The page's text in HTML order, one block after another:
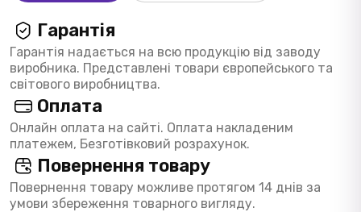
Гарантія
Гарантія надається на всю продукцію від заводу
виробника. Представлені товари європейського та
світового виробництва.
Оплата
Онлайн оплата на сайті. Оплата накладеним
платежем, Безготівковий розрахунок.
Повернення товару
Повернення товару можливе протягом 14 днів за
умови збереження товарного вигляду.